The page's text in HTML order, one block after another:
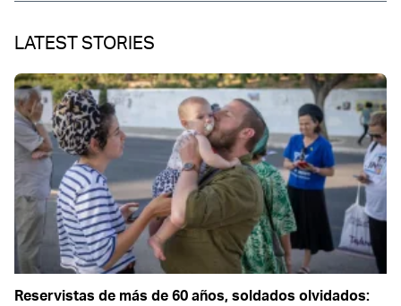
LATEST STORIES
Reservistas de más de 60 años, soldados olvidados: